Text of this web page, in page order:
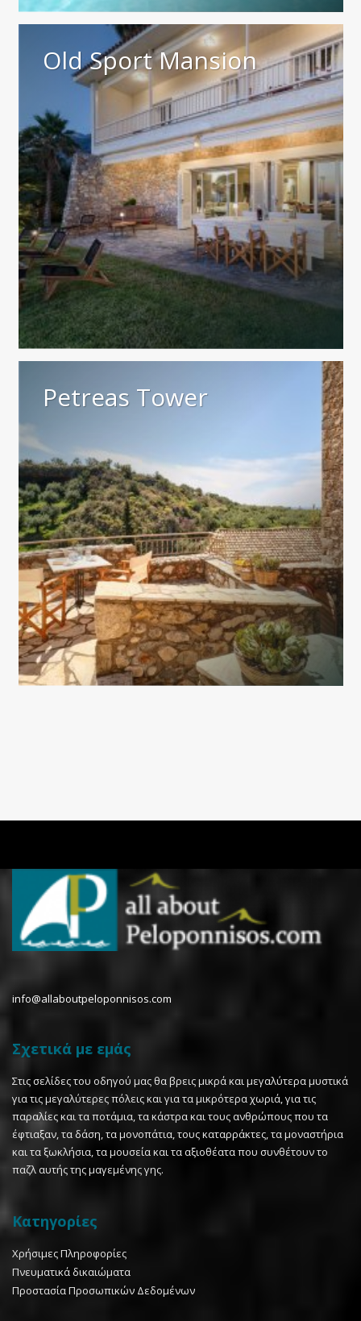
Old Sport Mansion
Petreas Tower
info@allaboutpeloponnisos.com
Σχετικά με εμάς
Στις σελίδες του οδηγού μας θα βρεις μικρά και μεγαλύτερα μυστικά
για τις μεγαλύτερες πόλεις και για τα μικρότερα χωριά, για τις
παραλίες και τα ποτάμια, τα κάστρα και τους ανθρώπους που τα
έφτιαξαν, τα δάση, τα μονοπάτια, τους καταρράκτες, τα μοναστήρια
και τα ξωκλήσια, τα μουσεία και τα αξιοθέατα που συνθέτουν το
παζλ αυτής της μαγεμένης γης.
Κατηγορίες
Χρήσιμες Πληροφορίες
Πνευματικά δικαιώματα
Προστασία Προσωπικών Δεδομένων